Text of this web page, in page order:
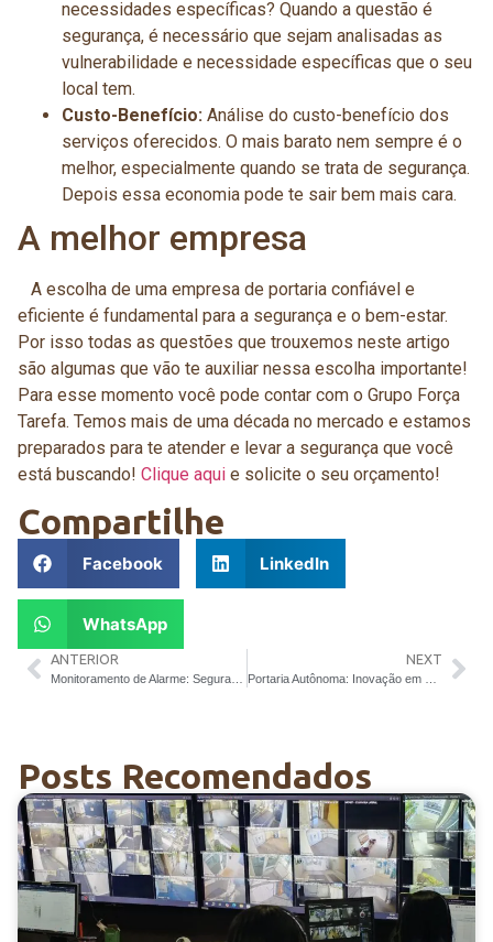
necessidades específicas? Quando a questão é
segurança, é necessário que sejam analisadas as
vulnerabilidade e necessidade específicas que o seu
local tem.
Custo-Benefício: Análise do custo-benefício dos
serviços oferecidos. O mais barato nem sempre é o
melhor, especialmente quando se trata de segurança.
Depois essa economia pode te sair bem mais cara.
A melhor empresa
A escolha de uma empresa de portaria confiável e
eficiente é fundamental para a segurança e o bem-estar.
Por isso todas as questões que trouxemos neste artigo
são algumas que vão te auxiliar nessa escolha importante!
Para esse momento você pode contar com o Grupo Força
Tarefa. Temos mais de uma década no mercado e estamos
preparados para te atender e levar a segurança que você
está buscando! Clique aqui e solicite o seu orçamento!
Compartilhe
Facebook LinkedIn
WhatsApp
ANTERIOR
Monitoramento de Alarme: Segurança Residencial e Empresarial
NEXT
Portaria Autônoma: Inovação em Condomínios
Posts Recomendados